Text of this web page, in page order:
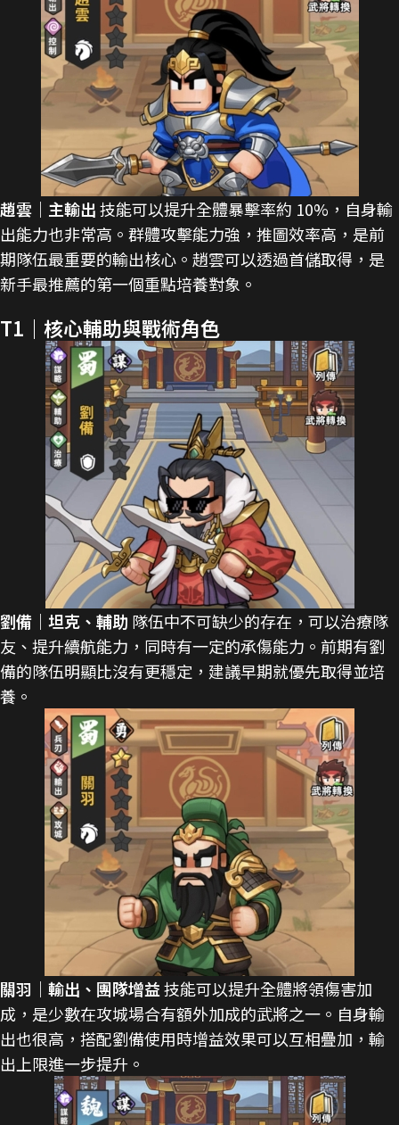
趙雲｜主輸出技能可以提升全體暴擊率約 10%，自身輸
出能力也非常高。群體攻擊能力強，推圖效率高，是前
期隊伍最重要的輸出核心。趙雲可以透過首儲取得，是
新手最推薦的第一個重點培養對象。
T1｜核心輔助與戰術角色
劉備｜坦克、輔助 隊伍中不可缺少的存在，可以治療隊
友、提升續航能力，同時有一定的承傷能力。前期有劉
備的隊伍明顯比沒有更穩定，建議早期就優先取得並培
養。
關羽｜輸出、團隊增益技能可以提升全體將領傷害加
成，是少數在攻城場合有額外加成的武將之一。自身輸
出也很高，搭配劉備使用時增益效果可以互相疊加，輸
出上限進一步提升。